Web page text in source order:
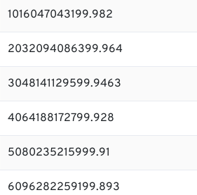
1016047043199.982
2032094086399.964
3048141129599.9463
4064188172799.928
5080235215999.91
6096282259199.893